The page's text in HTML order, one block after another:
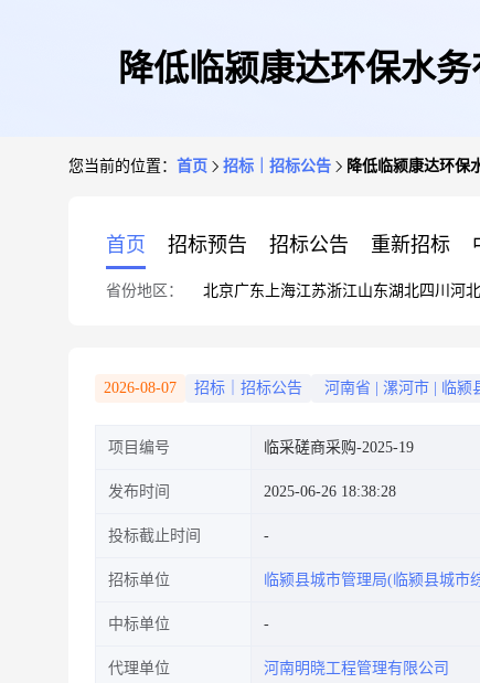
降低临颍康达环保水
您当前的位置： 首页 招标｜招标公告 降低临颍康达环保
首页 招标预告 招标公告 重新招标
省份地区： 北京广东 上海江苏浙江山东湖北四川 河北
2026-08-07 招标｜招标公告 河南省 漯河市 临颍
项目编号 临采磋商采购-2025-19
发布时间 2025-06-26 18:38:28
投标截止时间
招标单位 临颍县城市管理局(临颍县城市
中标单位
代理单位 河南明晓工程管理有限公司